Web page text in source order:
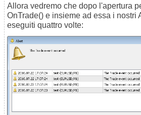
Allora vedremo che dopo l'apertura
OnTrade() e insieme ad essa i nostri
eseguiti quattro volte: